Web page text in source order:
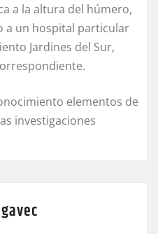
a la altura del húmero,
a un hospital particular
Jardines del Sur,
elementos de
investigaciones